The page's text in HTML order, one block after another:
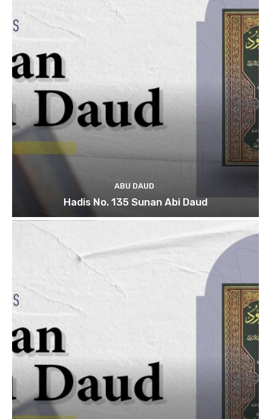
ABU DAUD
Hadis No. 135 Sunan Abi Daud